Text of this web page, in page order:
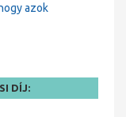
azok
DÍJ: